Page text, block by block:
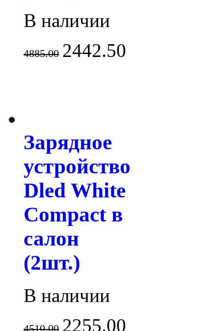
В наличии
4885.00 2442.50
Зарядное
устройство
Dled White
Compact в
салон
(2шт.)
В наличии
4510.00 2255.00